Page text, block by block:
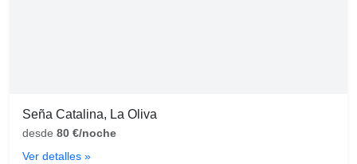
Seña Catalina, La Oliva
desde 80 €/noche
Ver detalles »